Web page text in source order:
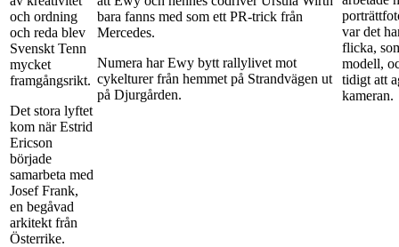
och ordning
och reda blev
Svenskt Tenn
mycket
framgångsrikt.
Det stora lyftet
kom när Estrid
Ericson
började
samarbeta med
Josef Frank,
en begåvad
arkitekt från
Österrike.
bara fanns med som ett PR-trick från
Mercedes.
Numera har Ewy bytt rallylivet mot
cykelturer från hemmet på Strandvägen ut
på Djurgården.
var det
flicka,
modell,
tidigt att
kameran.